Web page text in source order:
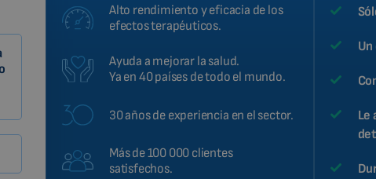
Alto rendimiento y eficacia de los
efectos terapéuticos.
Ayuda a mejorar la salud.
Ya en 40 países de todo el mundo.
30 años de experiencia en el sector.
Más de 100 000 clientes
satisfechos.
Le